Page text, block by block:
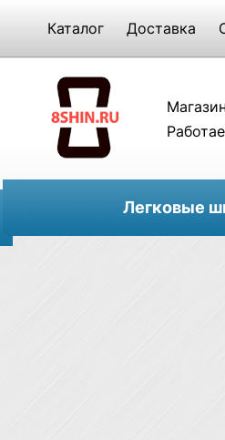
Каталог Доставка
Легковые